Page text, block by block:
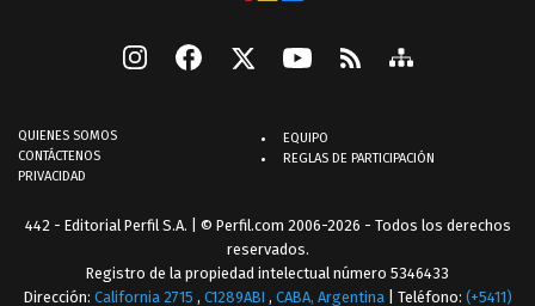
QUIENES SOMOS
CONTÁCTENOS
PRIVACIDAD
EQUIPO
REGLAS DE PARTICIPACIÓN
442 - Editorial Perfil S.A. | © Perfil.com 2006-2026 - Todos los derechos
reservados.
Registro de la propiedad intelectual número 5346433
Dirección: California 2715 , C1289ABI , CABA, Argentina | Teléfono: (+5411)